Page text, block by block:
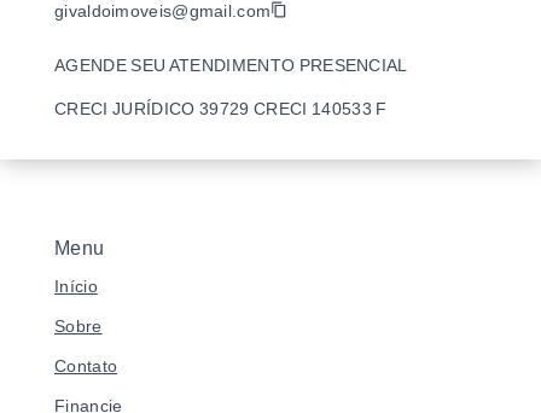
Menu
Início
Sobre
Contato
Financie
givaldoimoveis@gmail.com
AGENDE SEU ATENDIMENTO PRESENCIAL
CRECI JURÍDICO 39729 CRECI 140533 F